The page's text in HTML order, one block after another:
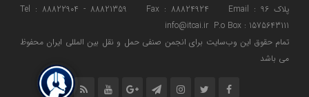
پلاک 96 Tel : 88822904 - 88821359 Fax : 88824924 Email :
info@itcai.ir P.o Box : 1575643111
تمام حقوق اين وب‌سايت برای انجمن صنفی حمل و نقل بین المللی ایران محفوظ
می باشد